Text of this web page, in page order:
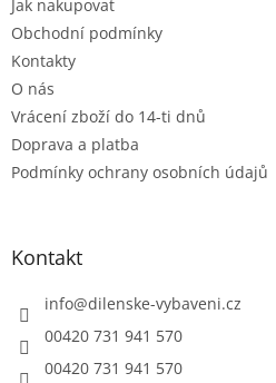
Jak nakupovat
Obchodní podmínky
Kontakty
O nás
Vrácení zboží do 14-ti dnů
Doprava a platba
Podmínky ochrany osobních údajů
Kontakt
info@dilenske-vybaveni.cz
00420 731 941 570
00420 731 941 570